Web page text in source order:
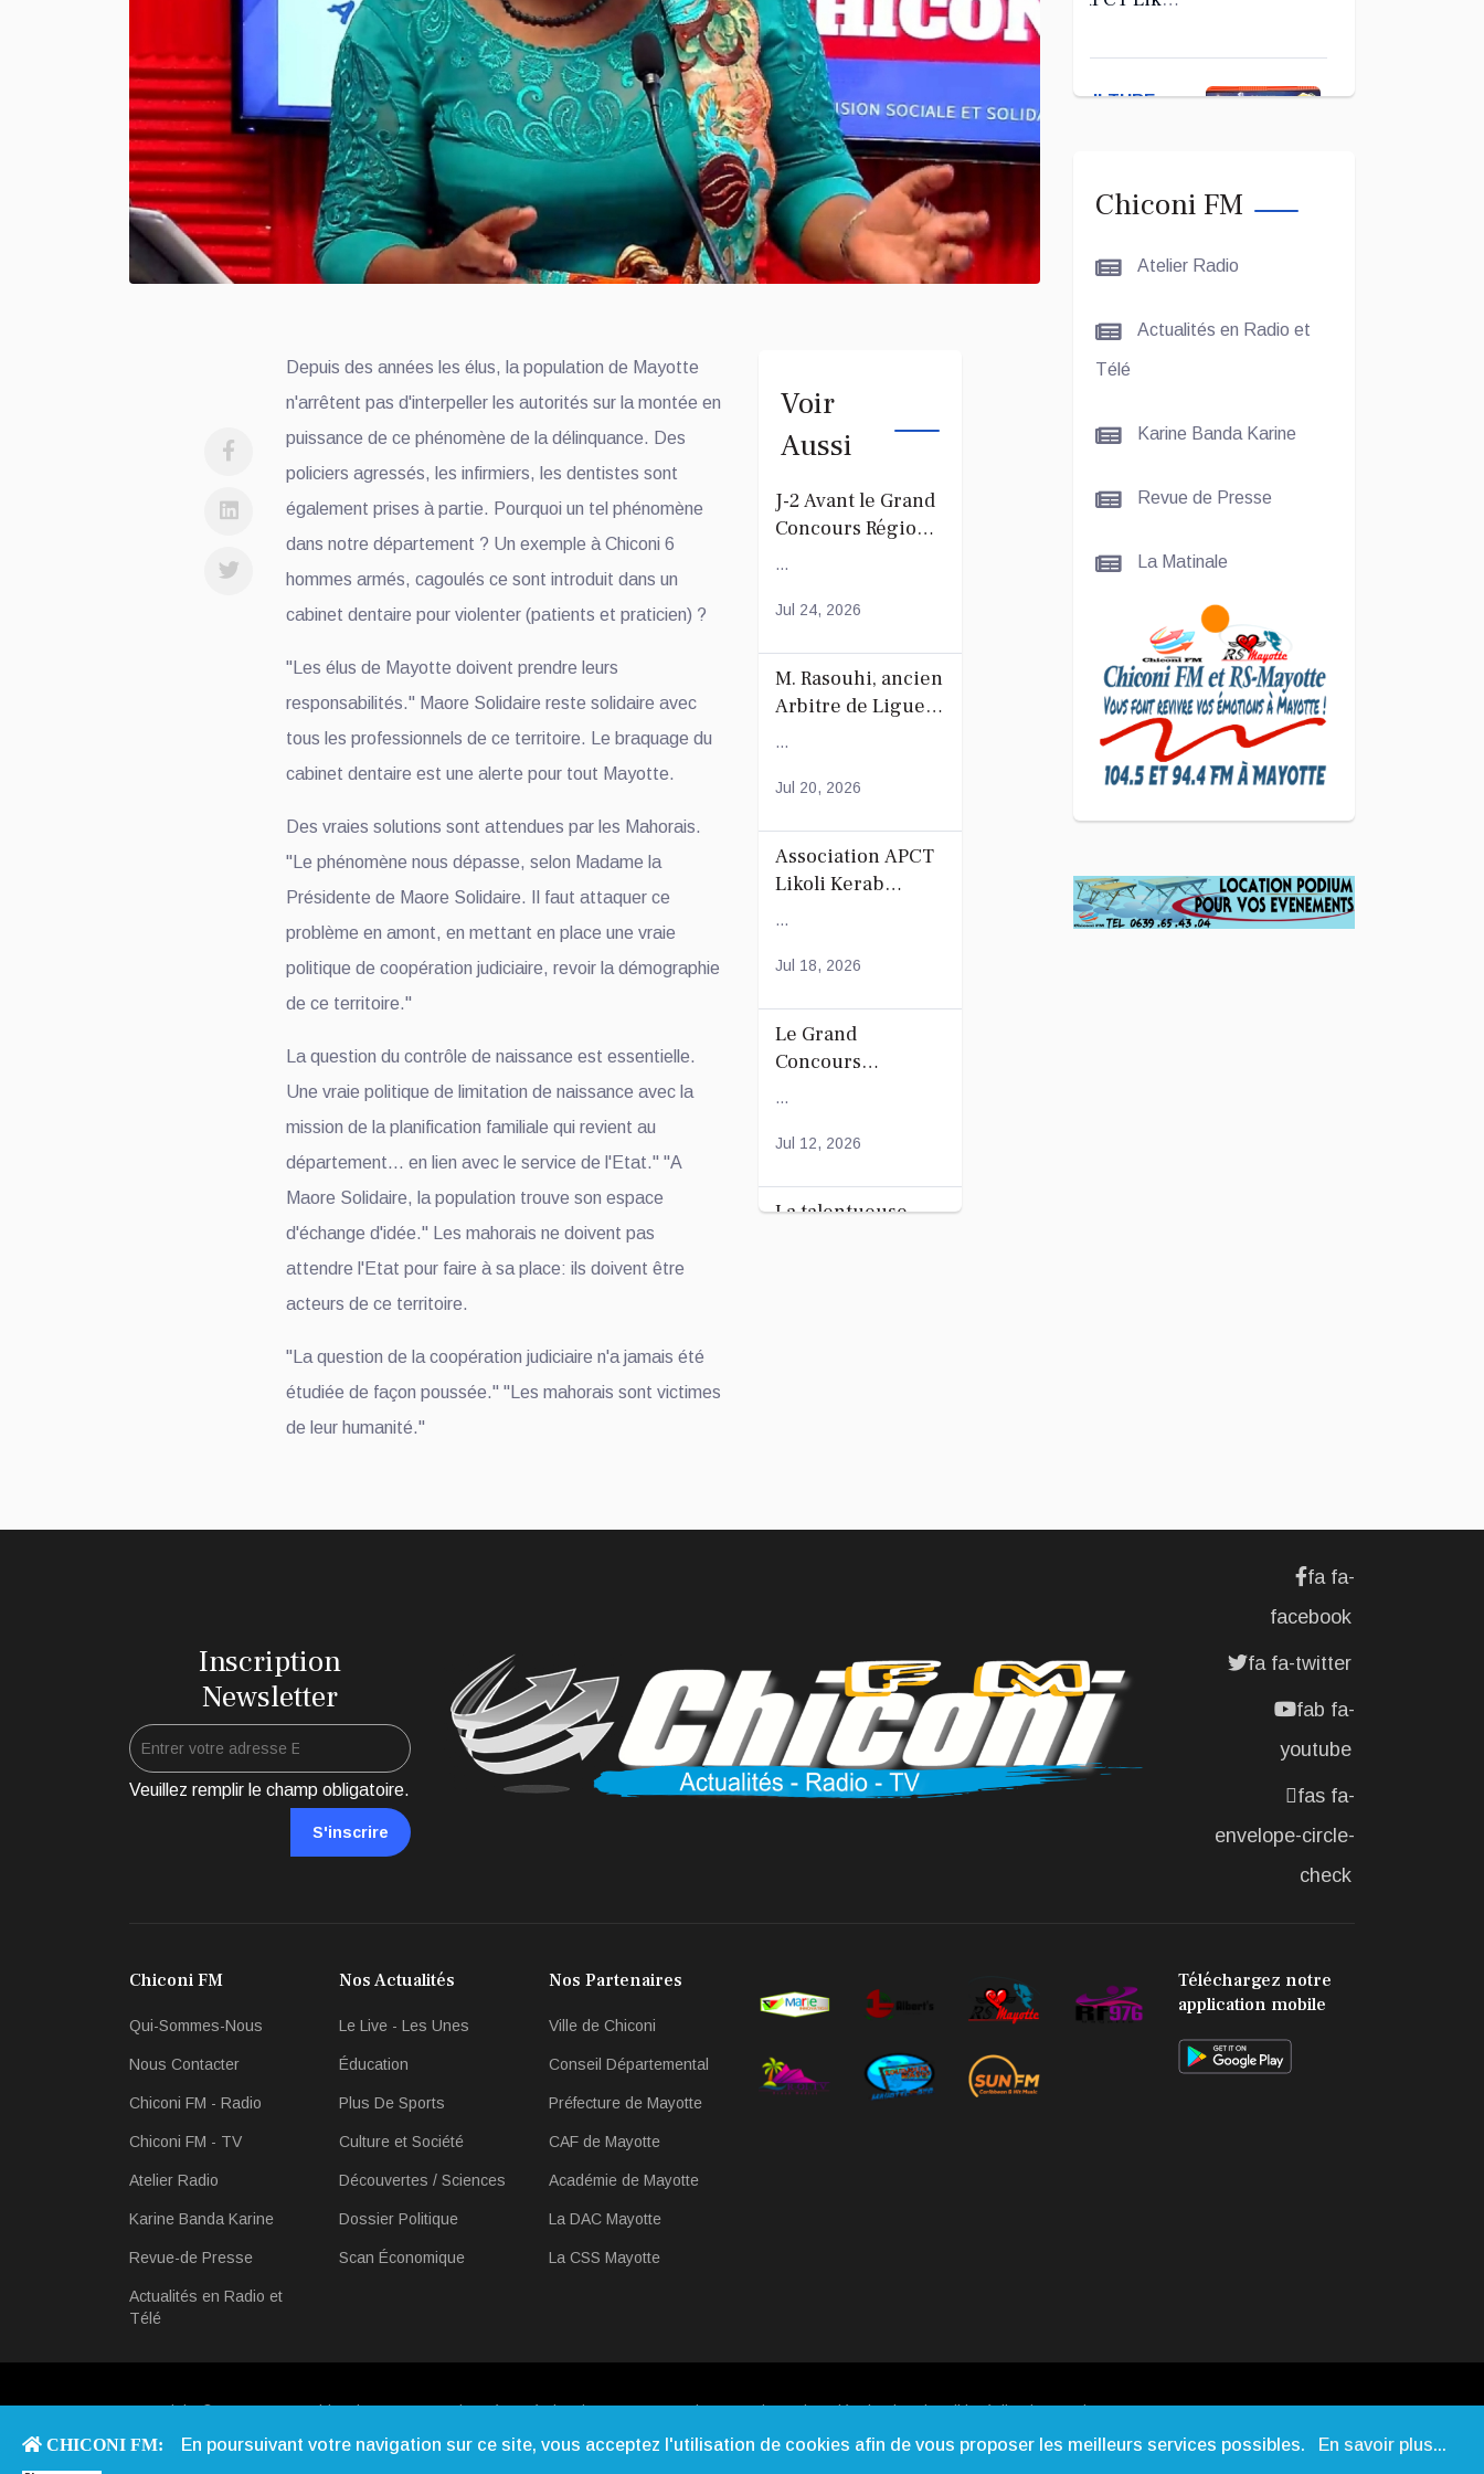
Depuis des années les élus, la population de Mayotte
n'arrêtent pas d'interpeller les autorités sur la montée en
puissance de ce phénomène de la délinquance. Des
policiers agressés, les infirmiers, les dentistes sont
également prises à partie. Pourquoi un tel phénomène
dans notre département ? Un exemple à Chiconi 6
hommes armés, cagoulés ce sont introduit dans un
cabinet dentaire pour violenter (patients et praticien) ?
"Les élus de Mayotte doivent prendre leurs
responsabilités." Maore Solidaire reste solidaire avec
tous les professionnels de ce territoire. Le braquage du
cabinet dentaire est une alerte pour tout Mayotte.
Des vraies solutions sont attendues par les Mahorais.
"Le phénomène nous dépasse, selon Madame la
Présidente de Maore Solidaire. Il faut attaquer ce
problème en amont, en mettant en place une vraie
politique de coopération judiciaire, revoir la démographie
de ce territoire."
La question du contrôle de naissance est essentielle.
Une vraie politique de limitation de naissance avec la
mission de la planification familiale qui revient au
département... en lien avec le service de l'Etat." "A
Maore Solidaire, la population trouve son espace
d'échange d'idée." Les mahorais ne doivent pas
attendre l'Etat pour faire à sa place: ils doivent être
acteurs de ce territoire.
"La question de la coopération judiciaire n'a jamais été
étudiée de façon poussée." "Les mahorais sont victimes
de leur humanité."
Voir
Aussi
J-2 Avant le Grand
Concours Régional
...
Jul 24, 2026
M. Rasouhi, ancien
Arbitre de Ligue
...
Jul 20, 2026
Association APCT
Likoli Kerab
Générale
...
Jul 18, 2026
Le Grand
Concours
l'association
...
Jul 12, 2026
La talentueuse
Chiconi
CULTURE
Le Grand
Coranique –
2Édition par
Tandhum
Cour'an
CULTURE
ET
Nady
Kira Bacar
Adacolo pour
Le port de
Longoni
L'Association
Zé Run pour
le lancement
L'association
KIBOSI
Chiconi FM
Atelier Radio
Actualités en Radio et
Télé
Karine Banda Karine
Revue de Presse
La Matinale
Inscription
Newsletter
Veuillez remplir le champ obligatoire.
S'inscrire
fa fa-
facebook
fa fa-twitter
fab fa-
youtube
fas fa-
envelope-circle-
check
Chiconi FM
Qui-Sommes-Nous
Nous Contacter
Chiconi FM - Radio
Chiconi FM - TV
Atelier Radio
Karine Banda Karine
Revue-de Presse
Actualités en Radio et
Télé
Nos Actualités
Le Live - Les Unes
Éducation
Plus De Sports
Culture et Société
Découvertes / Sciences
Dossier Politique
Scan Économique
Nos Partenaires
Ville de Chiconi
Conseil Départemental
Préfecture de Mayotte
CAF de Mayotte
Académie de Mayotte
La DAC Mayotte
La CSS Mayotte
Téléchargez notre
application mobile
Copyright © 2013 - 2026 Chiconi FM. Tous Droits Réservés |Qui Sommes-nous|Contact|Mentions légales|Webmail| Réalisation:Web-Mayotte
CHICONI FM:
En poursuivant votre navigation sur ce site, vous acceptez l'utilisation de cookies afin de vous proposer les meilleurs services possibles.
En savoir plus...